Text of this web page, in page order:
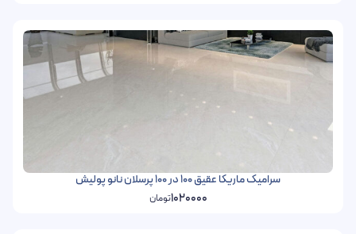
سرامیک ماریکا عقیق 100 در 100 پرسلان نانو پولیش
1020000تومان